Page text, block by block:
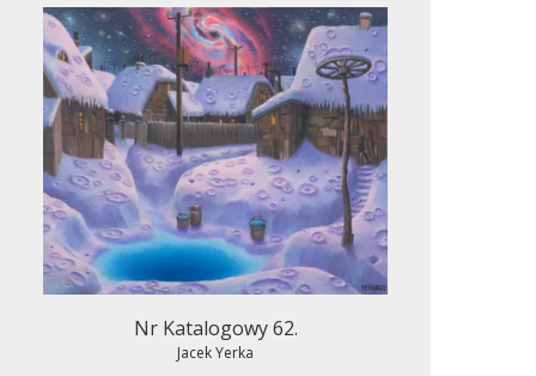
Nr Katalogowy 62.
Jacek Yerka